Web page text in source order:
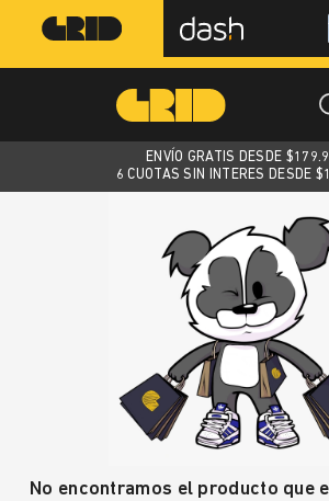
ENVÍO GRATIS DESDE $
6 CUOTAS SIN INTERES DESDE
No encontramos el producto que